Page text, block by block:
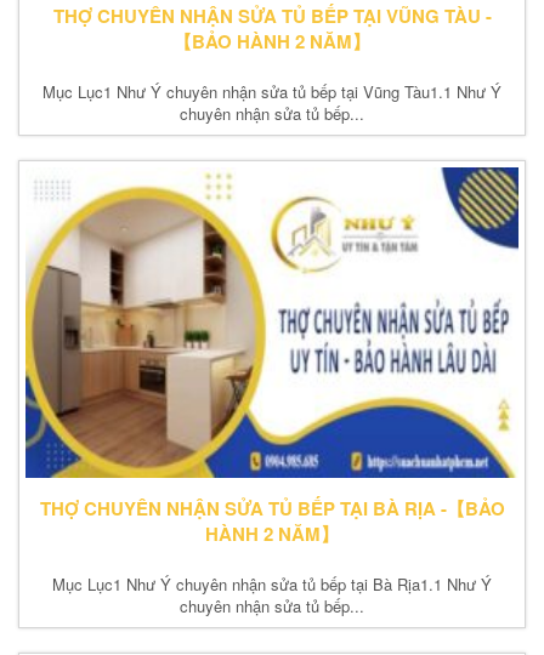
THỢ CHUYÊN NHẬN SỬA TỦ BẾP TẠI VŨNG TÀU -
【BẢO HÀNH 2 NĂM】
Mục Lục1 Như Ý chuyên nhận sửa tủ bếp tại Vũng Tàu1.1 Như Ý
chuyên nhận sửa tủ bếp...
THỢ CHUYÊN NHẬN SỬA TỦ BẾP TẠI BÀ RỊA -【BẢO
HÀNH 2 NĂM】
Mục Lục1 Như Ý chuyên nhận sửa tủ bếp tại Bà Rịa1.1 Như Ý
chuyên nhận sửa tủ bếp...